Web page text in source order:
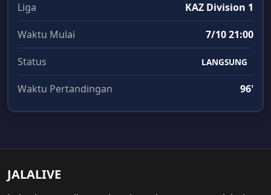
Liga KAZ Division 1
Waktu Mulai 7/10 21:00
Status LANGSUNG
Waktu Pertandingan 96'
JALALIVE